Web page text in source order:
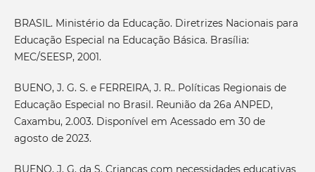
BRASIL. Ministério da Educação. Diretrizes Nacionais para
Educação Especial na Educação Básica. Brasília:
MEC/SEESP, 2001.
BUENO, J. G. S. e FERREIRA, J. R.. Políticas Regionais de
Educação Especial no Brasil. Reunião da 26a ANPED,
Caxambu, 2.003. Disponível em Acessado em 30 de
agosto de 2023.
BUENO, J. G. da S. Crianças com necessidades educativas